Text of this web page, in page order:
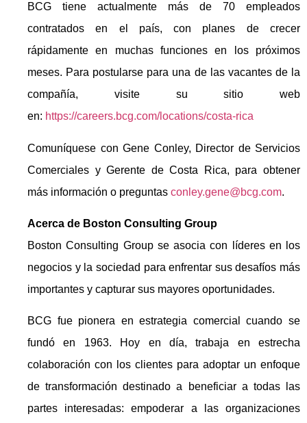
BCG tiene actualmente más de 70 empleados
contratados en el país, con planes de crecer
rápidamente en muchas funciones en los próximos
meses. Para postularse para una de las vacantes de la
compañía, visite su sitio web
en: https://careers.bcg.com/locations/costa-rica
Comuníquese con Gene Conley, Director de Servicios
Comerciales y Gerente de Costa Rica, para obtener
más información o preguntas conley.gene@bcg.com.
Acerca de Boston Consulting Group
Boston Consulting Group se asocia con líderes en los
negocios y la sociedad para enfrentar sus desafíos más
importantes y capturar sus mayores oportunidades.
BCG fue pionera en estrategia comercial cuando se
fundó en 1963. Hoy en día, trabaja en estrecha
colaboración con los clientes para adoptar un enfoque
de transformación destinado a beneficiar a todas las
partes interesadas: empoderar a las organizaciones